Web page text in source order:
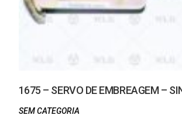
1675 – SERVO DE EMBREAGEM –
SEM CATEGORIA